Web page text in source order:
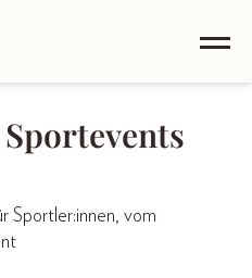
Sportler:innen, vom